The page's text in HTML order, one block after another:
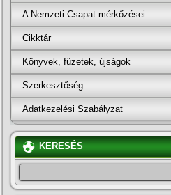
A Nemzeti Csapat mérkőzései
Cikktár
Könyvek, füzetek, újságok
Szerkesztőség
Adatkezelési Szabályzat
KERESÉS